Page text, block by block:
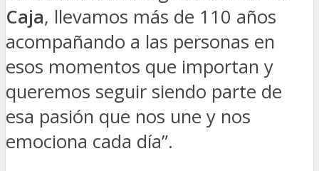
Caja, llevamos más de 110 años
acompañando a las personas en
esos momentos que importan y
queremos seguir siendo parte de
esa pasión que nos une y nos
emociona cada día”.